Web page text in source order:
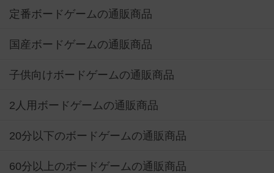
定番ボードゲームの通販商品
国産ボードゲームの通販商品
子供向けボードゲームの通販商品
2人用ボードゲームの通販商品
20分以下のボードゲームの通販商品
60分以上のボードゲームの通販商品